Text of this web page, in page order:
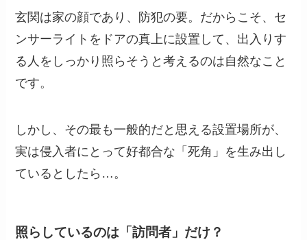
玄関は家の顔であり、防犯の要。だからこそ、セ
ンサーライトをドアの真上に設置して、出入りす
る人をしっかり照らそうと考えるのは自然なこと
です。
しかし、その最も一般的だと思える設置場所が、
実は侵入者にとって好都合な「死角」を生み出し
ているとしたら…。
照らしているのは「訪問者」だけ？